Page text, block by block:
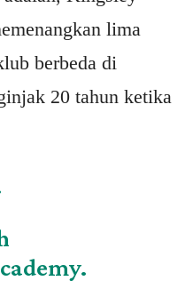
lima
berbeda di
20 tahun ketika